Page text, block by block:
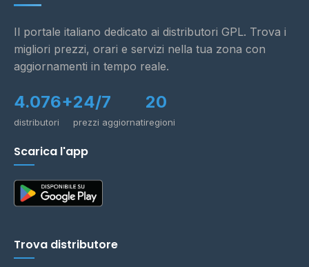
Il portale italiano dedicato ai distributori GPL. Trova i
migliori prezzi, orari e servizi nella tua zona con
aggiornamenti in tempo reale.
4.076+
distributori
24/7
prezzi aggiornati
20
regioni
Scarica l'app
Trova distributore